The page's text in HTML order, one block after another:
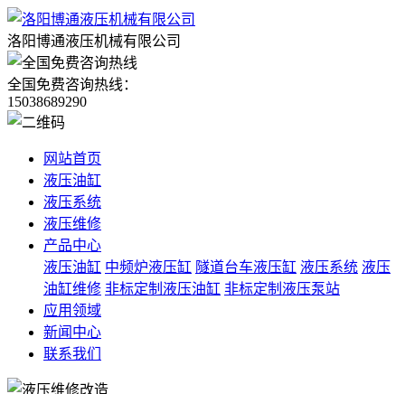
洛阳博通液压机械有限公司
全国免费咨询热线：
15038689290
网站首页
液压油缸
液压系统
液压维修
产品中心
液压油缸 中频炉液压缸 隧道台车液压缸 液压系统 液压
油缸维修 非标定制液压油缸 非标定制液压泵站
应用领域
新闻中心
联系我们